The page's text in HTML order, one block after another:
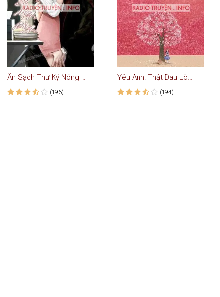
Ăn Sạch Thư Ký Nóng Bỏng
(196)
Yêu Anh! Thật Đau Lòng - Truyện Ngôn Tình
(194)